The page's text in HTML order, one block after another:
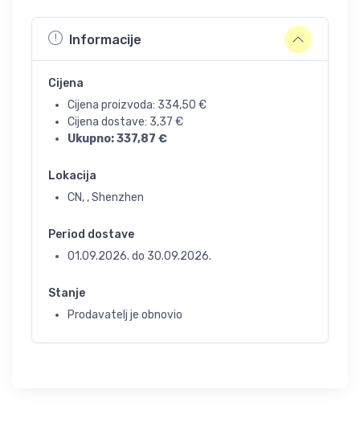
Informacije
Cijena
Cijena proizvoda: 334,50 €
Cijena dostave: 3,37 €
Ukupno:337,87 €
Lokacija
CN, , Shenzhen
Period dostave
01.09.2026. do 30.09.2026.
Stanje
Prodavatelj je obnovio